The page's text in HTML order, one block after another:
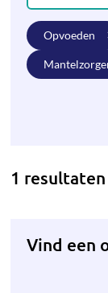
opvoeden
1 resultaten
Vind een